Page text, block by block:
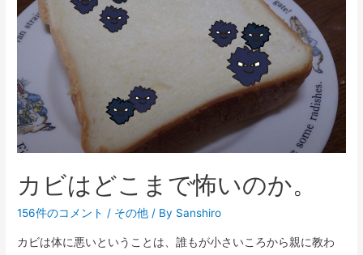
カビはどこまで怖いのか。
156件のコメント / その他 / By Sanshiro
カビは体に悪いということは、誰もが小さいころから親に教わ